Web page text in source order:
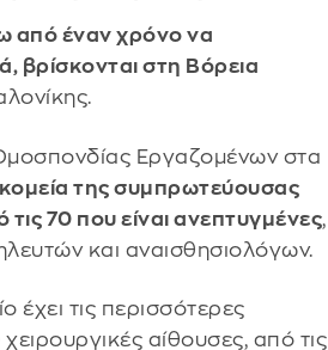
από έναν χρόνο να
βρίσκονται στη Βόρεια
Εργαζομένων στα
της συμπρωτεύουσας
70 που είναι ανεπτυγμένες,
και αναισθησιολόγων.
έχει τις περισσότερες
αίθουσες, από τις